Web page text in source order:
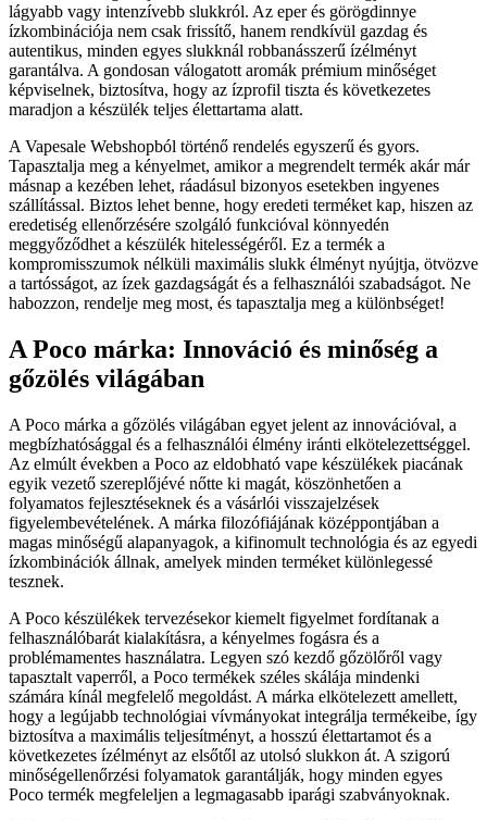
lágyabb vagy intenzívebb slukkról. Az eper és görögdinnye
ízkombinációja nem csak frissítő, hanem rendkívül gazdag és
autentikus, minden egyes slukknál robbanásszerű ízélményt
garantálva. A gondosan válogatott aromák prémium minőséget
képviselnek, biztosítva, hogy az ízprofil tiszta és következetes
maradjon a készülék teljes élettartama alatt.
A Vapesale Webshopból történő rendelés egyszerű és gyors.
Tapasztalja meg a kényelmet, amikor a megrendelt termék akár már
másnap a kezében lehet, ráadásul bizonyos esetekben ingyenes
szállítással. Biztos lehet benne, hogy eredeti terméket kap, hiszen az
eredetiség ellenőrzésére szolgáló funkcióval könnyedén
meggyőződhet a készülék hitelességéről. Ez a termék a
kompromisszumok nélküli maximális slukk élményt nyújtja, ötvözve
a tartósságot, az ízek gazdagságát és a felhasználói szabadságot. Ne
habozzon, rendelje meg most, és tapasztalja meg a különbséget!
A Poco márka: Innováció és minőség a
gőzölés világában
A Poco márka a gőzölés világában egyet jelent az innovációval, a
megbízhatósággal és a felhasználói élmény iránti elkötelezettséggel.
Az elmúlt években a Poco az eldobható vape készülékek piacának
egyik vezető szereplőjévé nőtte ki magát, köszönhetően a
folyamatos fejlesztéseknek és a vásárlói visszajelzések
figyelembevételének. A márka filozófiájának középpontjában a
magas minőségű alapanyagok, a kifinomult technológia és az egyedi
ízkombinációk állnak, amelyek minden terméket különlegessé
tesznek.
A Poco készülékek tervezésekor kiemelt figyelmet fordítanak a
felhasználóbarát kialakításra, a kényelmes fogásra és a
problémamentes használatra. Legyen szó kezdő gőzölőről vagy
tapasztalt vaperről, a Poco termékek széles skálája mindenki
számára kínál megfelelő megoldást. A márka elkötelezett amellett,
hogy a legújabb technológiai vívmányokat integrálja termékeibe, így
biztosítva a maximális teljesítményt, a hosszú élettartamot és a
következetes ízélményt az elsőtől az utolsó slukkon át. A szigorú
minőségellenőrzési folyamatok garantálják, hogy minden egyes
Poco termék megfeleljen a legmagasabb iparági szabványoknak.